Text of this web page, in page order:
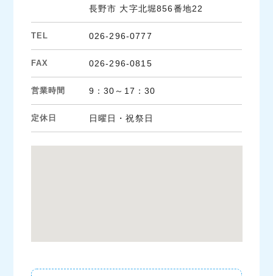
長野市 大字北堀856番地22
TEL 026-296-0777
FAX 026-296-0815
営業時間 9：30～17：30
定休日 日曜日・祝祭日